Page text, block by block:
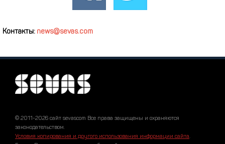
Контакты: news@sevas.com
© 2011-2026 сайт sevascom Все права защищены и охраняются
законодательством.
Условия копирования и другого использования информации сайта.